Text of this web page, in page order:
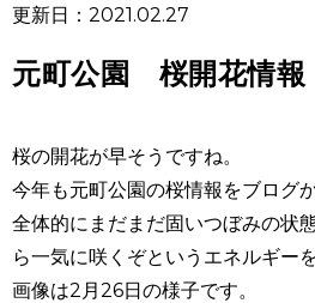
更新日：2021.02.27
元町公園 桜開花情報
桜の開花が早そうですね。
今年も元町公園の桜情報をブログ
全体的にまだまだ固いつぼみの状
ら一気に咲くぞというエネルギー
画像は2月26日の様子です。